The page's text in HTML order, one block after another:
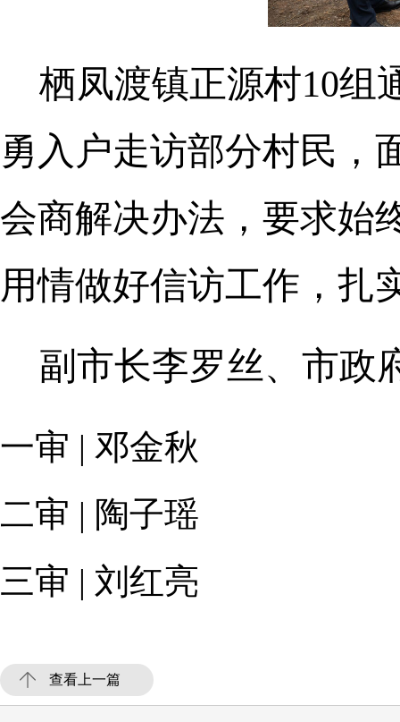
栖凤渡镇正源村10组
勇入户走访部分村民，
会商解决办法，要求始
用情做好信访工作，扎
副市长李罗丝、市政
一审 | 邓金秋
二审 | 陶子瑶
三审 | 刘红亮
查看上一篇